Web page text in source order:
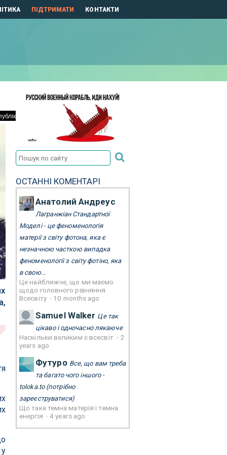
ПІДТРИМАТИ КОНТАКТИ
ОСТАННІ КОМЕНТАРІ
Анатолий Андреус
Лагранжіан Стандартної
Моделі - це феноменологія
матерії з світу фотона, яка є
незначною часткою випадка
феноменології з світу фотіно, яка
в свою...
Це найближче, що ми маємо
щодо головного рівняння
Всесвіту · 10 months ago
Samuel Walker Це так
цікаво і одночасно лякаюче
Наскільки великим є всесвіт · 2
years ago
Футуро Все, що вам треба
та багато чого іншого -
toloka.to(потрібно
зареєструватися)
Що таке темна матерія і темна
енергія ·4 years ago